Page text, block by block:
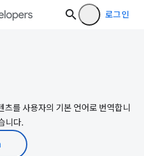
로그인
를 사용자의 기본 언어로 번역합니
니다.